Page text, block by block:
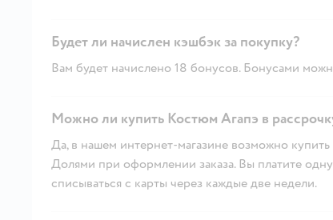
Будет ли начислен кэшбэк за покупку?
Вам будет начислено 18 бонусов. Бонусами
Можно ли купить Костюм Агапэ в
Да, в нашем интернет-магазине возможно
Долями при оформлении заказа. Вы платите одну
списываться с карты через каждые две недели.